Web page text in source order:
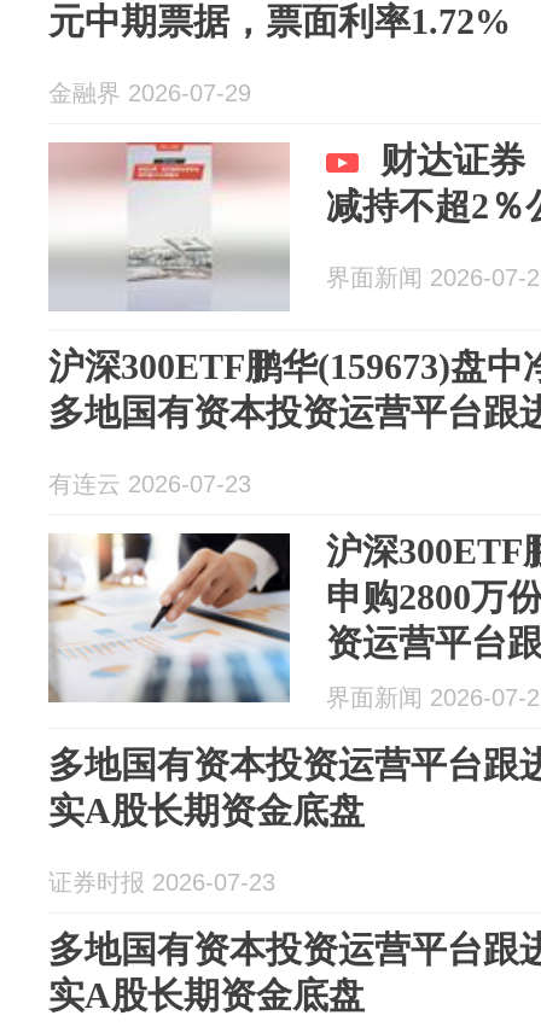
元中期票据，票面利率1.72%
金融界 2026-07-29
财达证券
减持不超2％
界面新闻 2026-07-
沪深300ETF鹏华(159673)盘中
多地国有资本投资运营平台跟
有连云 2026-07-23
沪深300ETF
申购2800万
资运营平台
界面新闻 2026-07-
多地国有资本投资运营平台跟
实A股长期资金底盘
证券时报 2026-07-23
多地国有资本投资运营平台跟
实A股长期资金底盘